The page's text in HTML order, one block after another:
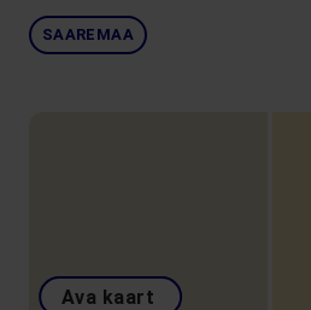
SAAREMAA
Ava kaart